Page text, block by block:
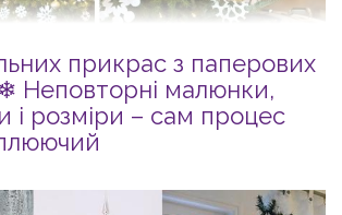
прикрас з паперових
Неповторні малюнки,
і розміри – сам процес